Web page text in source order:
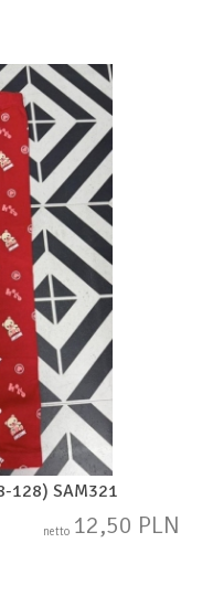
128) SAM321
netto 12,50 PLN